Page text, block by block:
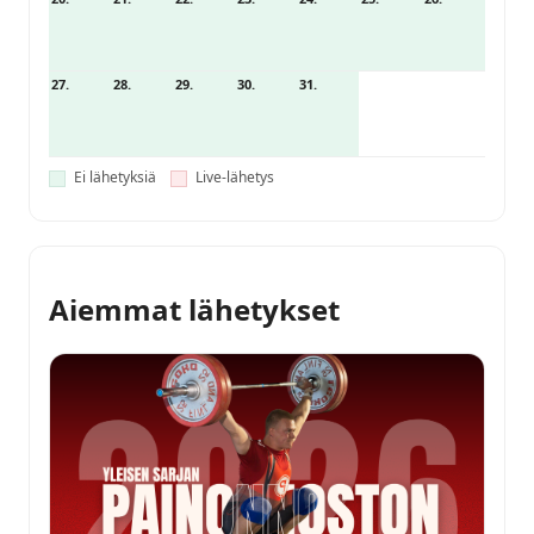
27. 28. 29. 30. 31.
Ei lähetyksiä Live-lähetys
Aiemmat lähetykset